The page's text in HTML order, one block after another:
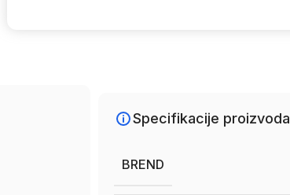
Specifikacije proizvoda
BREND